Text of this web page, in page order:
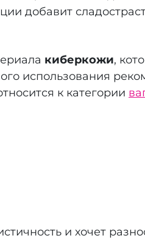
добавит
киберкожи,
использования
к категории
и хочет